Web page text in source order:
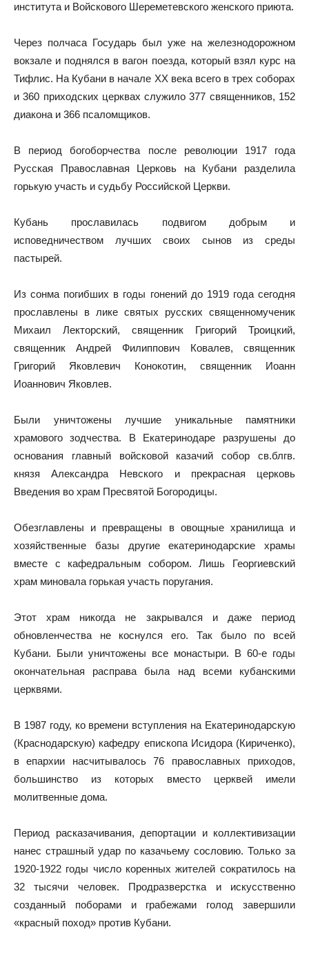
института и Войскового Шереметевского женского приюта.
Через полчаса Государь был уже на железнодорожном
вокзале и поднялся в вагон поезда, который взял курс на
Тифлис. На Кубани в начале ХХ века всего в трех соборах
и 360 приходских церквах служило 377 священников, 152
диакона и 366 псаломщиков.
В период богоборчества после революции 1917 года
Русская Православная Церковь на Кубани разделила
горькую участь и судьбу Российской Церкви.
Кубань прославилась подвигом добрым и
исповедничеством лучших своих сынов из среды
пастырей.
Из сонма погибших в годы гонений до 1919 года сегодня
прославлены в лике святых русских священномученик
Михаил Лекторский, священник Григорий Троицкий,
священник Андрей Филиппович Ковалев, священник
Григорий Яковлевич Конокотин, священник Иоанн
Иоаннович Яковлев.
Были уничтожены лучшие уникальные памятники
храмового зодчества. В Екатеринодаре разрушены до
основания главный войсковой казачий собор св.блгв.
князя Александра Невского и прекрасная церковь
Введения во храм Пресвятой Богородицы.
Обезглавлены и превращены в овощные хранилища и
хозяйственные базы другие екатеринодарские храмы
вместе с кафедральным собором. Лишь Георгиевский
храм миновала горькая участь поругания.
Этот храм никогда не закрывался и даже период
обновленчества не коснулся его. Так было по всей
Кубани. Были уничтожены все монастыри. В 60-е годы
окончательная расправа была над всеми кубанскими
церквями.
В 1987 году, ко времени вступления на Екатеринодарскую
(Краснодарскую) кафедру епископа Исидора (Кириченко),
в епархии насчитывалось 76 православных приходов,
большинство из которых вместо церквей имели
молитвенные дома.
Период расказачивания, депортации и коллективизации
нанес страшный удар по казачьему сословию. Только за
1920-1922 годы число коренных жителей сократилось на
32 тысячи человек. Продразверстка и искусственно
созданный поборами и грабежами голод завершили
«красный поход» против Кубани.